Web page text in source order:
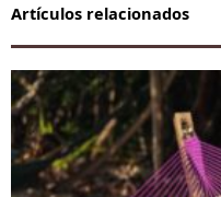
Artículos relacionados